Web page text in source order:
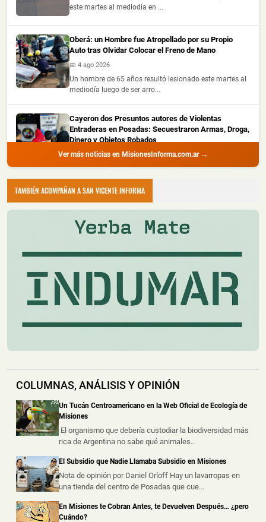
este martes al mediodía en ...
Oberá: un Hombre fue Atropellado por su Propio
Auto tras Olvidar Colocar el Freno de Mano
📅 4 ago 2026
Un hombre de 65 años resultó lesionado este martes al
mediodía luego de ser arro...
Cayeron dos Presuntos autores de Violentas
Entraderas en Posadas: Secuestraron Armas, Droga,
Dinero y Objetos Robados
📅 4 ago 2026
La Policía de Misiones detuvo a dos hombres con
amplio prontuario durante un all...
Recuperaron Herramientas Robadas y Detuvieron a
un Joven en Oberá
📅 4 ago 2026
una motoguadaña que habían s...
Montecarlo: Controlaron un Principio de Incendio en
un Camión sobre la Ruta Nacional 12
Un camión sufrió un principio de incendio durante la
📅 4 ago 2026
Una vivienda fue destruida por un incendio durante la
madrugada de este martes s...
Hallaron un Auto Despistado sobre la Ruta 14 y
Aires
📅 3 ago 2026
había sido abandonado tras un ...
Ver más noticias en MisionesInforma.com.ar →
TAMBIÉN ACOMPAÑAN A SAN VICENTE INFORMA
COLUMNAS, ANÁLISIS Y OPINIÓN
Un Tucán Centroamericano en la Web Oficial de Ecología de
Misiones
El organismo que debería custodiar la biodiversidad más
rica de Argentina no sabe qué animales...
El Subsidio que Nadie Llamaba Subsidio en Misiones
Nota de opinión por Daniel Orloff Hay un lavarropas en
una tienda del centro de Posadas que cue...
En Misiones te Cobran Antes, te Devuelven Después… ¿pero
Cuándo?